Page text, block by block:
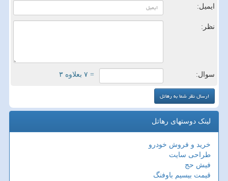
ایمیل:
نظر:
سوال: = ۷ بعلاوه ۳
لینک دوستهای رهاتل
خرید و فروش خودرو
طراحی سایت
فیش حج
قیمت بیسیم باوفنگ